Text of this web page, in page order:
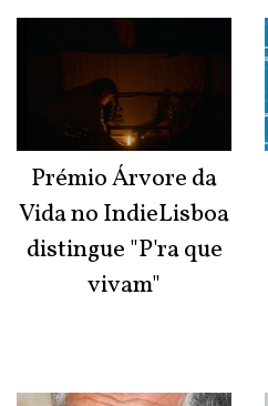
Prémio Árvore da
Vida no IndieLisboa
distingue "P'ra que
vivam"